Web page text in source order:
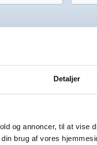
Detaljer
og annoncer, til at vise
brug af vores
har du